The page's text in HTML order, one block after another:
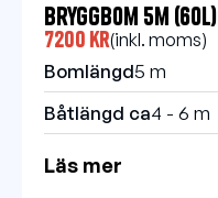
Bryggbom 5m (60l)
7200 kr(inkl. moms)
Bomlängd5 m
Båtlängd ca4 - 6 m
Läs mer